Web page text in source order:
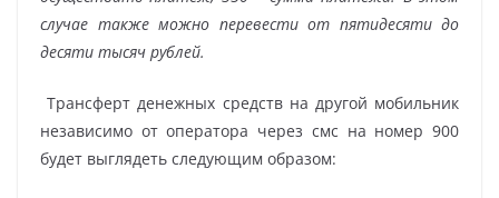
случае также можно перевести от пятидесяти до
десяти тысяч рублей.
Трансферт денежных средств на другой мобильник
независимо от оператора через смс на номер 900
будет выглядеть следующим образом: